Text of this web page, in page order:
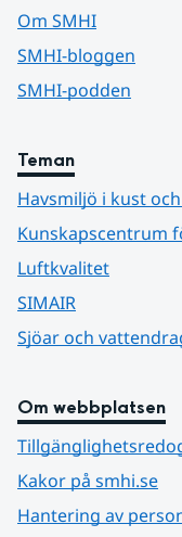
Om SMHI
SMHI-bloggen
SMHI-podden
Teman
Havsmiljö i kust
Kunskapscentrum
Luftkvalitet
SIMAIR
Sjöar och
Om webbplatsen
Kakor på smhi.se
Hantering av